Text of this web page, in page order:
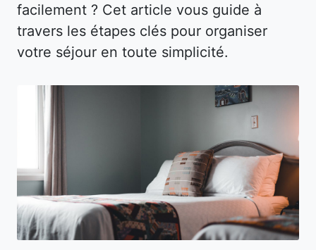
facilement ? Cet article vous guide à
travers les étapes clés pour organiser
votre séjour en toute simplicité.